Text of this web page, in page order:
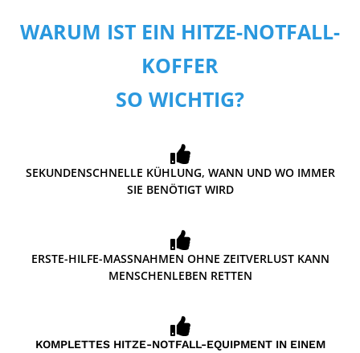
WARUM IST EIN HITZE-NOTFALL-
KOFFER
SO WICHTIG?
SEKUNDENSCHNELLE KÜHLUNG, WANN UND WO IMMER
SIE BENÖTIGT WIRD
ERSTE-HILFE-MASSNAHMEN OHNE ZEITVERLUST KANN
MENSCHENLEBEN RETTEN
KOMPLETTES HITZE-NOTFALL-EQUIPMENT IN EINEM